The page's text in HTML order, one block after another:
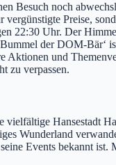
Besuch noch
Preise,
22:30 Uhr. Der
der DOM-Bär‘
und
zu verpassen.
Hansestadt
Wunderland
Events bekannt